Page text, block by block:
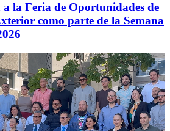
la Feria de Oportunidades de
como parte de la Semana